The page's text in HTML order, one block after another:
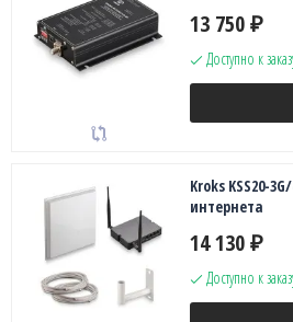
13 750 ₽
Доступно к
Kroks KSS20-
интернета
14 130 ₽
Доступно к